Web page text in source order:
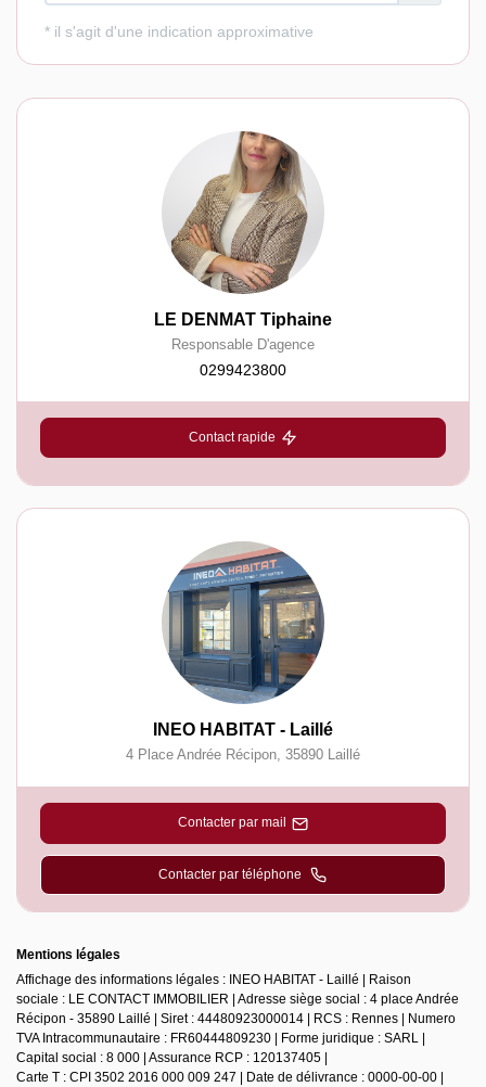
LE DENMAT Tiphaine
Responsable D'agence
0299423800
Contact rapide
INEO HABITAT - Laillé
4 Place Andrée Récipon, 35890 Laillé
Contacter par mail
Contacter par téléphone
Mentions légales
Affichage des informations légales : INEO HABITAT - Laillé | Raison
sociale : LE CONTACT IMMOBILIER | Adresse siège social : 4 place Andrée
Récipon - 35890 Laillé | Siret : 44480923000014 | RCS : Rennes | Numero
TVA Intracommunautaire : FR60444809230 | Forme juridique : SARL |
Capital social : 8 000 | Assurance RCP : 120137405 |
Carte T : CPI 3502 2016 000 009 247 | Date de délivrance : 0000-00-00 |